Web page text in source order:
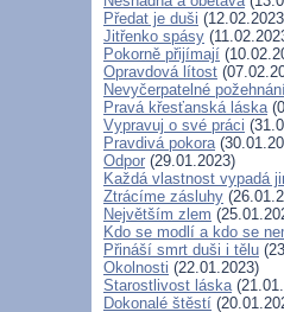
Předat je duši
Jitřenko spásy
Pokorně přijímají
Opravdová lítost
Nevyčerpatelné
Pravá křesťanská láska
Vypravuj o své práci
Pravdivá pokora
Odpor (29.01.2023)
Každá vlastnost vypadá
Ztrácíme zásluhy
Největším zlem
Kdo se modlí a kdo se
Přináší smrt duši i tělu
Okolnosti (22.01.2023)
Starostlivost láska
Dokonalé štěstí